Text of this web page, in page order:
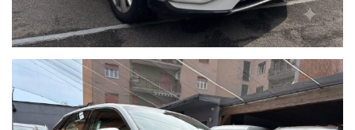
Sensore Luci Automatiche
Sensore Pioggia Automatico
Assistente di corsia
Cruise Control
Lettura Cartelli Stradali
Frenata D'emergenza